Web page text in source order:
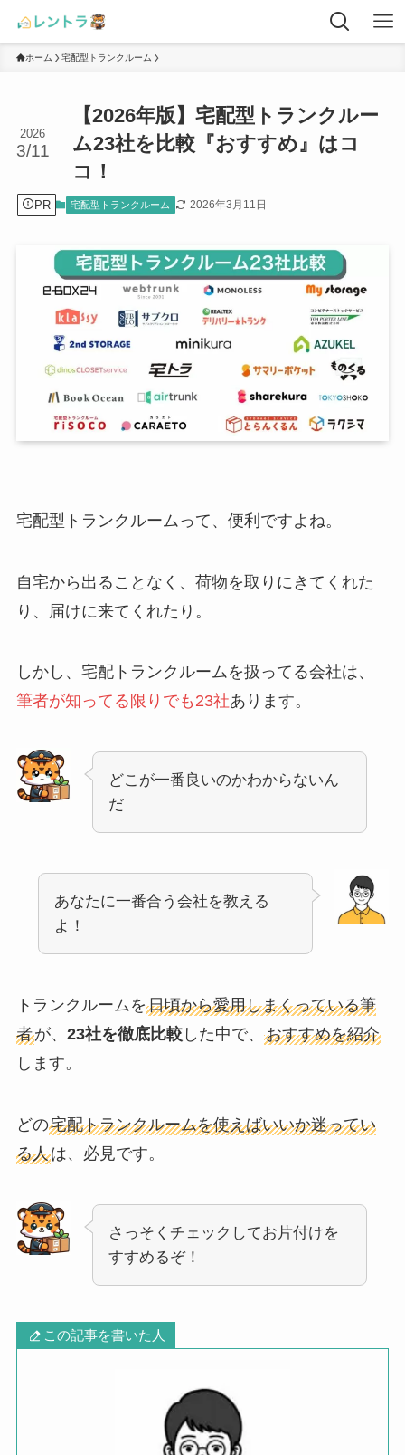
ホーム 宅配型トランクルーム
【2026年版】宅配型トランクルー
ム23社を比較『おすすめ』はコ
コ！
2026
3/11
PR 宅配型トランクルーム 2026年3月11日
宅配型トランクルームって、便利ですよね。
自宅から出ることなく、荷物を取りにきてくれた
り、届けに来てくれたり。
しかし、宅配トランクルームを扱ってる会社は、
筆者が知ってる限りでも23社あります。
どこが一番良いのかわからないん
だ
あなたに一番合う会社を教える
よ！
トランクルームを日頃から愛用しまくっている筆
者が、 23社を徹底比較した中で、 おすすめを紹介
します。
どの宅配トランクルームを使えばいいか迷ってい
る人は、必見です。
さっそくチェックしてお片付けを
すすめるぞ！
この記事を書いた人